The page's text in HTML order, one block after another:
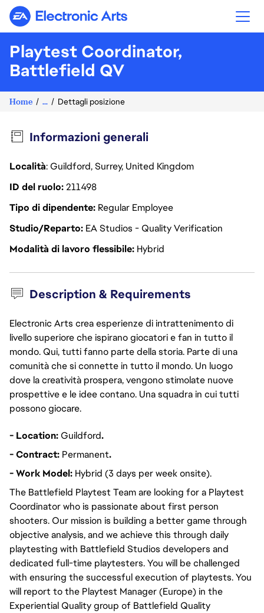
Electronic Arts
Playtest Coordinator,
Battlefield QV
Home ... Dettagli posizione
Informazioni generali
Località: Guildford, Surrey, United Kingdom
ID del ruolo211498
Tipo di dipendente Regular Employee
Studio/Reparto EA Studios - Quality Verification
Modalità di lavoro flessibile Hybrid
Description & Requirements
Electronic Arts crea esperienze di intrattenimento di
livello superiore che ispirano giocatori e fan in tutto il
mondo. Qui, tutti fanno parte della storia. Parte di una
comunità che si connette in tutto il mondo. Un luogo
dove la creatività prospera, vengono stimolate nuove
prospettive e le idee contano. Una squadra in cui tutti
possono giocare.
- Location:Guildford.
- Contract: Permanent.
- Work Model: Hybrid (3 days per week onsite).
The Battlefield Playtest Team are looking for a Playtest
Coordinator who is passionate about first person
shooters. Our mission is building a better game through
objective analysis, and we achieve this through daily
playtesting with Battlefield Studios developers and
dedicated full-time playtesters. You will be challenged
with ensuring the successful execution of playtests. You
will report to the Playtest Manager (Europe) in the
Experiential Quality group of Battlefield Quality